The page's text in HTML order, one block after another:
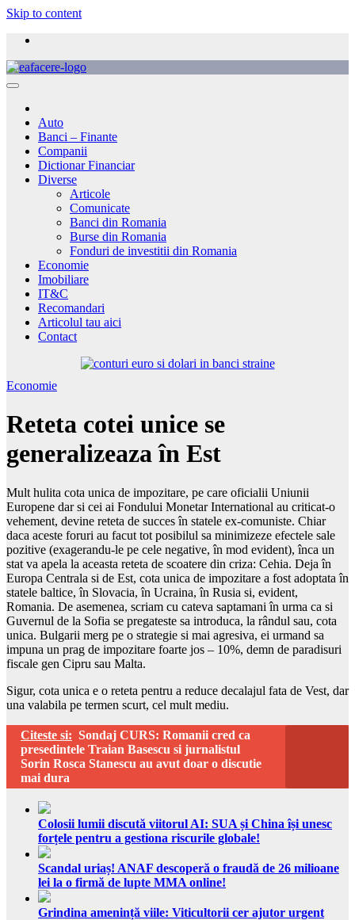
Skip to content
Auto
Banci – Finante
Companii
Dictionar Financiar
Diverse
Articole
Comunicate
Banci din Romania
Burse din Romania
Fonduri de investitii din Romania
Economie
Imobiliare
IT&C
Recomandari
Articolul tau aici
Contact
Economie
Reteta cotei unice se
generalizeaza în Est
Mult hulita cota unica de impozitare, pe care oficialii Uniunii
Europene dar si cei ai Fondului Monetar International au criticat-o
vehement, devine reteta de succes în statele ex-comuniste. Chiar
daca aceste foruri au facut tot posibilul sa minimizeze efectele sale
pozitive (exagerandu-le pe cele negative, în mod evident), înca un
stat va apela la aceasta reteta de scoatere din criza: Cehia. Deja în
Europa Centrala si de Est, cota unica de impozitare a fost adoptata în
statele baltice, în Slovacia, în Ucraina, în Rusia si, evident,
Romania. De asemenea, scriam cu cateva saptamani în urma ca si
Guvernul de la Sofia se pregateste sa introduca, la rândul sau, cota
unica. Bulgarii merg pe o strategie si mai agresiva, ei urmand sa
impuna un prag de impozitare foarte jos – 10%, demn de paradisuri
fiscale gen Cipru sau Malta.
Sigur, cota unica e o reteta pentru a reduce decalajul fata de Vest, dar
una valabila pe termen scurt, cel mult mediu.
Citeste si: Sondaj CURS: Romanii cred ca
presedintele Traian Basescu si jurnalistul
Sorin Rosca Stanescu au avut doar o discutie
mai dura
Colosii lumii discută viitorul AI: SUA și China își unesc
forțele pentru a gestiona riscurile globale!
Scandal uriaș! ANAF descoperă o fraudă de 26 milioane
lei la o firmă de lupte MMA online!
Grindina amenință viile: Viticultorii cer ajutor urgent